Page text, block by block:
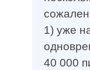
1) уже
40 000